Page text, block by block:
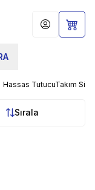
Hesabım
Hassas TutucuTakım
Sırala